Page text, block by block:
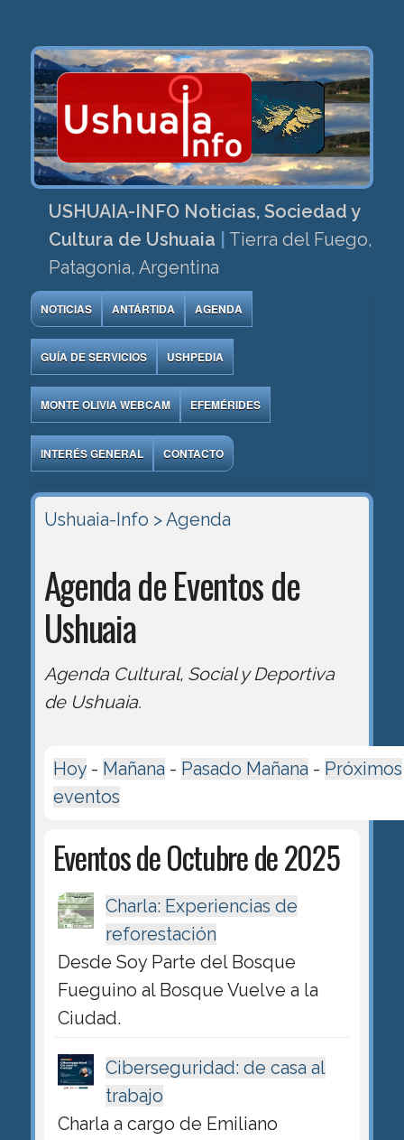
USHUAIA-INFO Noticias, Sociedad y
Cultura de Ushuaia
Tierra del Fuego,
Patagonia, Argentina
NOTICIAS ANTÁRTIDA AGENDA
GUÍA DE SERVICIOS USHPEDIA
MONTE OLIVIA WEBCAM EFEMÉRIDES
INTERÉS GENERAL CONTACTO
Ushuaia-Info > Agenda
Agenda de Eventos de
Ushuaia
Agenda Cultural, Social y Deportiva
de Ushuaia.
Hoy- Mañana - Pasado Mañana - Próximos
eventos
Eventos de Octubre de 2025
Charla: Experiencias de
reforestación
Desde Soy Parte del Bosque
Fueguino al Bosque Vuelve a la
Ciudad.
Ciberseguridad: de casa al
trabajo
Charla a cargo de Emiliano